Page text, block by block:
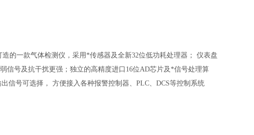
的一款气体检测仪，采用*传感器及全新32位低功耗处理器； 仪表盘
信号及抗干扰更强；独立的高精度进口16位AD芯片及*信号处理算
信号可选择， 方便接入各种报警控制器、PLC、DCS等控制系统